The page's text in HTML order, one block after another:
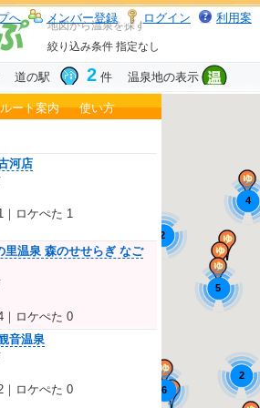
へ メンバー登録 ログイン
利用案
地図から温泉を探す
絞り込み条件 指定なし
道の駅 2 件 温泉地の表示
ルート案内 使い方
河店
｜ロケぺた 1
里温泉 森のせせらぎ なご
｜ロケぺた 0
音温泉
｜ロケぺた 0
5
4
6
2
2